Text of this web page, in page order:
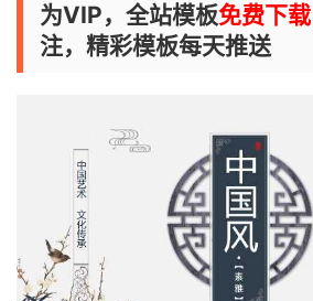
为VIP，全站模板免费下载
注，精彩模板每天推送